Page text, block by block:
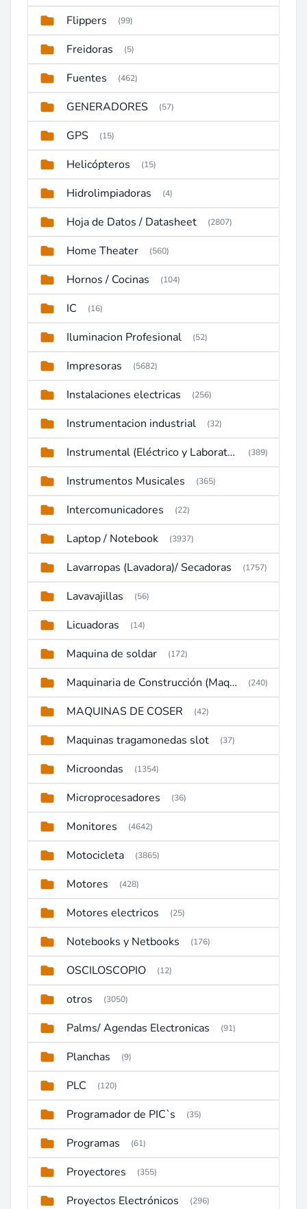
Flippers (99)
Freidoras (5)
Fuentes (462)
GENERADORES (57)
GPS (15)
Helicópteros (15)
Hidrolimpiadoras (4)
Hoja de Datos / Datasheet (2807)
Home Theater (560)
Hornos / Cocinas (104)
IC (16)
Iluminacion Profesional (52)
Impresoras (5682)
Instalaciones electricas (256)
Instrumentacion industrial (32)
Instrumental (Eléctrico y Laboratorio) (389)
Instrumentos Musicales (365)
Intercomunicadores (22)
Laptop / Notebook (3937)
Lavarropas (Lavadora)/ Secadoras (1757)
Lavavajillas (56)
Licuadoras (14)
Maquina de soldar (172)
Maquinaria de Construcción (Maquinaria Pesada) (240)
MAQUINAS DE COSER (42)
Maquinas tragamonedas slot (37)
Microondas (1354)
Microprocesadores (36)
Monitores (4642)
Motocicleta (3865)
Motores (428)
Motores electricos (25)
Notebooks y Netbooks (176)
OSCILOSCOPIO (12)
otros (3050)
Palms/ Agendas Electronicas (91)
Planchas (9)
PLC (120)
Programador de PIC`s (35)
Programas (61)
Proyectores (355)
Proyectos Electrónicos (296)